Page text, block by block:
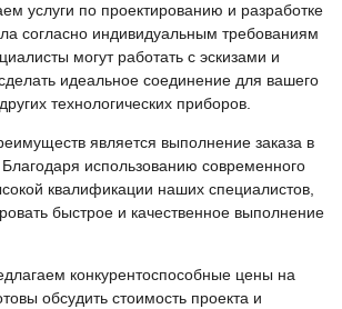
услуги по проектированию и разработке
согласно индивидуальным требованиям
могут работать с эскизами и
идеальное соединение для вашего
технологических приборов.
является выполнение заказа в
использованию современного
квалификации наших специалистов,
быстрое и качественное выполнение
конкурентоспособные цены на
обсудить стоимость проекта и